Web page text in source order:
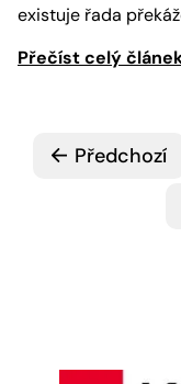
existuje řada
Přečíst celý
Předchozí